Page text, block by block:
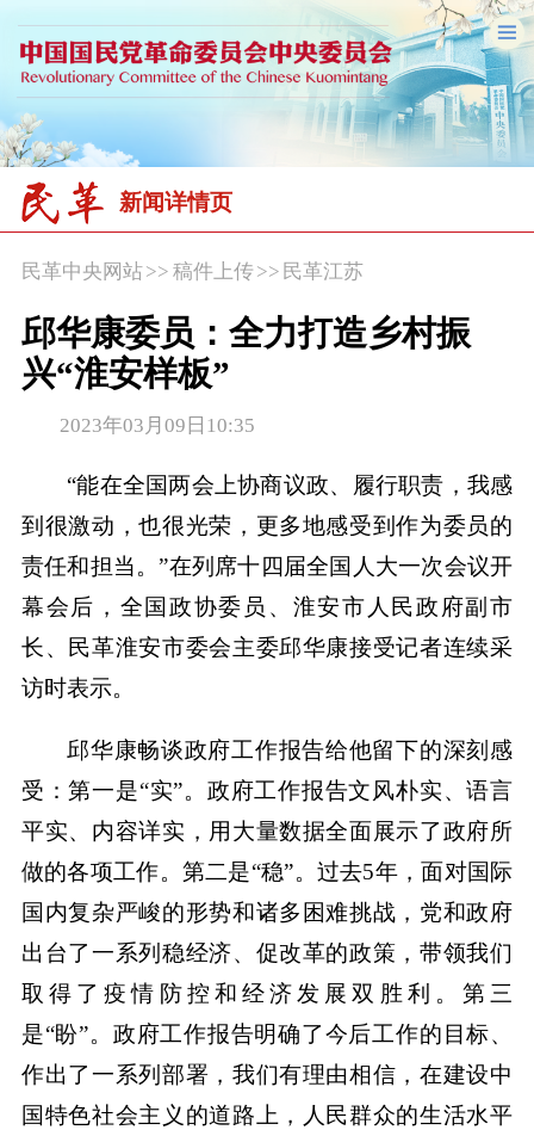
新闻详情页
民革中央网站>> 稿件上传 >> 民革江苏
邱华康委员：全力打造乡村振
兴“淮安样板”
2023年03月09日10:35
“能在全国两会上协商议政、履行职责，我感
到很激动，也很光荣，更多地感受到作为委员的
责任和担当。”在列席十四届全国人大一次会议开
幕会后，全国政协委员、淮安市人民政府副市
长、民革淮安市委会主委邱华康接受记者连续采
访时表示。
邱华康畅谈政府工作报告给他留下的深刻感
受：第一是“实”。政府工作报告文风朴实、语言
平实、内容详实，用大量数据全面展示了政府所
做的各项工作。第二是“稳”。过去5年，面对国际
国内复杂严峻的形势和诸多困难挑战，党和政府
出台了一系列稳经济、促改革的政策，带领我们
取得了疫情防控和经济发展双胜利。第三
是“盼”。政府工作报告明确了今后工作的目标、
作出了一系列部署，我们有理由相信，在建设中
国特色社会主义的道路上，人民群众的生活水平